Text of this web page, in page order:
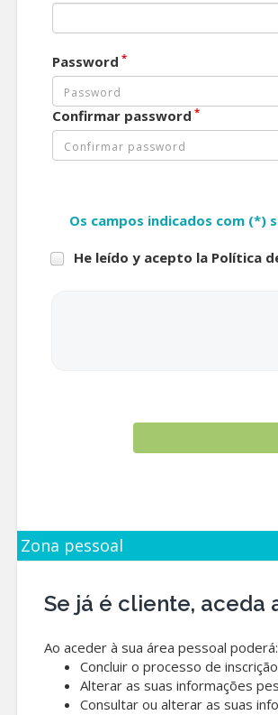
Password *
Confirmar password *
Os campos indicados com (*)
He leído y acepto la Política
Zona pessoal
Se já é cliente, aceda
Ao aceder à sua área pessoal poderá:
Concluir o processo de
Alterar as suas informações
Consultar ou alterar as suas